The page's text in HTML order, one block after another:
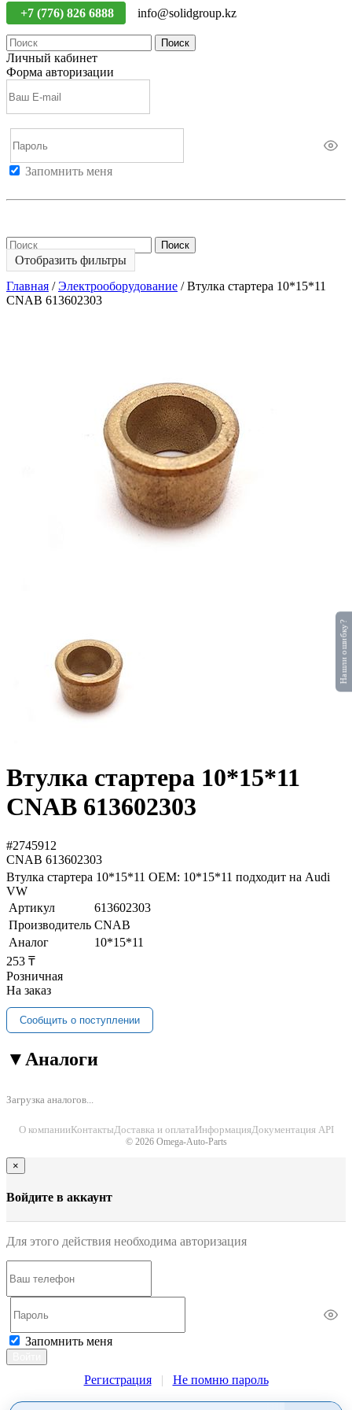
+7 (776) 826 6888 info@solidgroup.kz
Поиск
Личный кабинет
Форма авторизации
Запомнить меня
Поиск
Отобразить фильтры
Главная / Электрооборудование / Втулка стартера 10*15*11
CNAB 613602303
Втулка стартера 10*15*11
CNAB 613602303
#2745912
CNAB 613602303
Втулка стартера 10*15*11 OEM: 10*15*11 подходит на Audi
VW
Артикул
613602303
Производитель CNAB
Аналог
10*15*11
253 ₸
Розничная
На заказ
Сообщить о поступлении
▼ Аналоги
Загрузка аналогов...
О компанииКонтактыДоставка и оплатаИнформацияДокументация API
© 2026 Omega-Auto-Parts
×
Войдите в аккаунт
Для этого действия необходима авторизация
Запомнить меня
Регистрация | Не помню пароль
Нашли ошибку?